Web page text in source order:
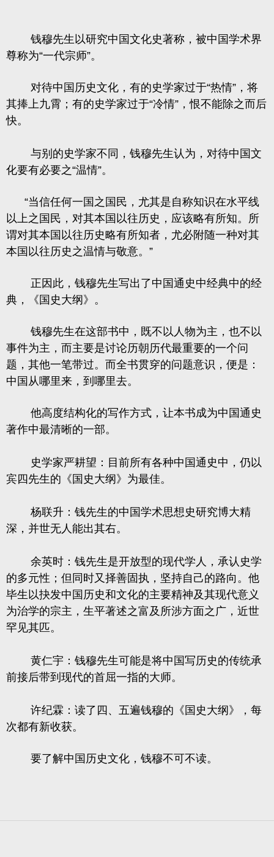
钱穆先生以研究中国文化史著称，被中国学术界
尊称为“一代宗师”。
对待中国历史文化，有的史学家过于“热情”，将
其捧上九霄；有的史学家过于“冷情”，恨不能除之而后
快。
与别的史学家不同，钱穆先生认为，对待中国文
化要有必要之“温情”。
“当信任何一国之国民，尤其是自称知识在水平线
以上之国民，对其本国以往历史，应该略有所知。所
谓对其本国以往历史略有所知者，尤必附随一种对其
本国以往历史之温情与敬意。”
正因此，钱穆先生写出了中国通史中经典中的经
典，《国史大纲》。
钱穆先生在这部书中，既不以人物为主，也不以
事件为主，而主要是讨论历朝历代最重要的一个问
题，其他一笔带过。而全书贯穿的问题意识，便是：
中国从哪里来，到哪里去。
他高度结构化的写作方式，让本书成为中国通史
著作中最清晰的一部。
史学家严耕望 ：目前所有各种中国通史中，仍以
宾四先生的《国史大纲》为最佳。
杨联升：钱先生的中国学术思想史研究博大精
深，并世无人能出其右。
余英时：钱先生是开放型的现代学人，承认史学
的多元性；但同时又择善固执，坚持自己的路向。他
毕生以抉发中国历史和文化的主要精神及其现代意义
为治学的宗主，生平著述之富及所涉方面之广，近世
罕见其匹。
黄仁宇：钱穆先生可能是将中国写历史的传统承
前接后带到现代的首屈一指的大师。
许纪霖：读了四、五遍钱穆的《国史大纲》，每
次都有新收获。
要了解中国历史文化，钱穆不可不读。